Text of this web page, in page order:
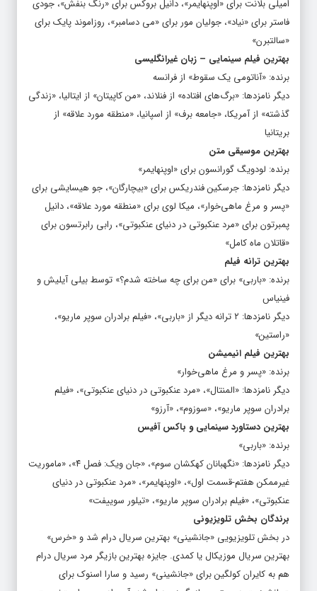
امیلی بلانت برای «اوپنهایمر»، دانیل بروکس برای «رنگ بنفش»، جودی
فاستر برای «نیاد»، جولیان مور برای «می دسامبر»، روزاموند پایک برای
«سالتبرن»
بهترین فیلم سینمایی – زبان غیرانگلیسی
برنده: «آناتومی یک سقوط» از فرانسه
دیگر نامزدها: «برگ‌های افتاده» از فنلاند، «من کاپیتان» از ایتالیا، «زندگی
گذشته» از آمریکا، «جامعه برف» از اسپانیا، «منطقه مورد علاقه» از
بریتانیا
بهترین موسیقی متن
برنده: لودویگ گورانسون برای «اوپنهایمر»
دیگر نامزدها: جرسکین فندریکس برای «بیچارگان»، جو هیسایشی برای
«پسر و مرغ ماهی‌خوار»، میکا لوی برای «منطقه مورد علاقه»، دانیل
پمبرتون برای «مرد عنکبوتی در دنیای عنکبوتی»، رابی رابرتسون برای
«قاتلان ماه کامل»
بهترین ترانه فیلم
برنده: «باربی» برای «من برای چه ساخته شدم؟» توسط بیلی آیلیش و
فینیاس
دیگر نامزدها: ۲ ترانه دیگر از «باربی»، «فیلم برادران سوپر ماریو»،
«راستین»
بهترین فیلم انیمیشن
برنده: «پسر و مرغ ماهی‌خوار»
دیگر نامزدها: «المنتال»، «مرد عنکبوتی در دنیای عنکبوتی»، «فیلم
برادران سوپر ماریو»، «سوزوم»، «آرزو»
بهترین دستاورد سینمایی و باکس آفیس
برنده: «باربی»
دیگر نامزدها: «نگهبانان کهکشان سوم»، «جان ویک: فصل ۴»، «ماموریت
غیرممکن هفتم-قسمت اول»، «اوپنهایمر»، «مرد عنکبوتی در دنیای
عنکبوتی»، «فیلم برادران سوپر ماریو»، «تیلور سوییفت»
برندگان بخش تلویزیونی
در بخش تلویزیویی «جانشینی» بهترین سریال درام شد و «خرس»
بهترین سریال موزیکال یا کمدی. جایزه بهترین بازیگر مرد سریال درام
هم به کایران کولگین برای «جانشینی» رسید و سارا اسنوک برای